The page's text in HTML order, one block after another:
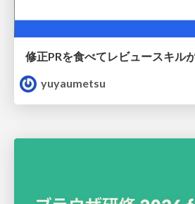
yuyaumetsu